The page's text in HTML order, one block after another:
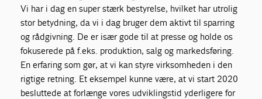
Vi har i dag en super stærk bestyrelse, hvilket har utrolig
stor betydning, da vi i dag bruger dem aktivt til sparring
og rådgivning. De er især gode til at presse og holde os
fokuserede på f.eks. produktion, salg og markedsføring.
En erfaring som gør, at vi kan styre virksomheden i den
rigtige retning. Et eksempel kunne være, at vi start 2020
besluttede at forlænge vores udviklingstid yderligere for